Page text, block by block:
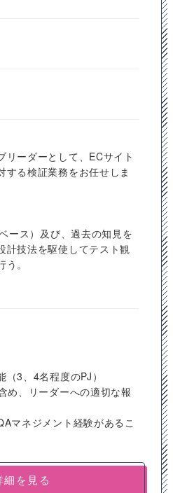
リーダーとして、ECサイト
する検証業務をお任せしま
ース）及び、過去の知見を
計技法を駆使してテスト観
。
（3、4名程度のPJ）
め、リーダーへの適切な報
マネジメント経験があるこ
細を見る